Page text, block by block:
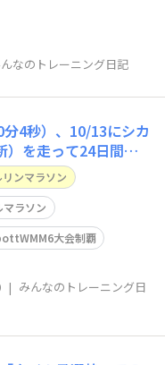
なのトレーニング日記
4秒）、10/13にシカ
）を走って24日間の
3本
の後遺症で左腕が上
で2大会に挑みまし
リンマラソン
マラソン
大会制覇
| みんなのトレーニング日